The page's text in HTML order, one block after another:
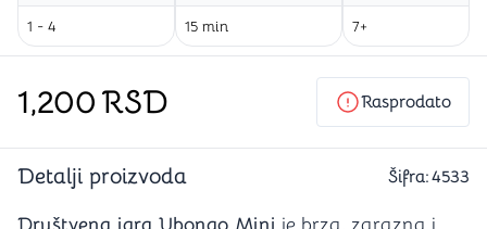
1 - 4 15 min 7+
1,200RSD Rasprodato
Detalji proizvoda Šifra:4533